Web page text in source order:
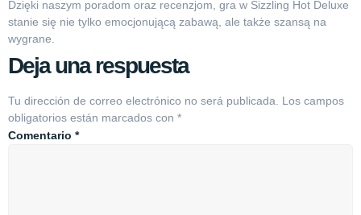
Dzięki naszym poradom oraz recenzjom, gra w Sizzling Hot Deluxe
stanie się nie tylko emocjonującą zabawą, ale także szansą na
wygrane.
Deja una respuesta
Tu dirección de correo electrónico no será publicada.
Los campos
obligatorios están marcados con *
Comentario *